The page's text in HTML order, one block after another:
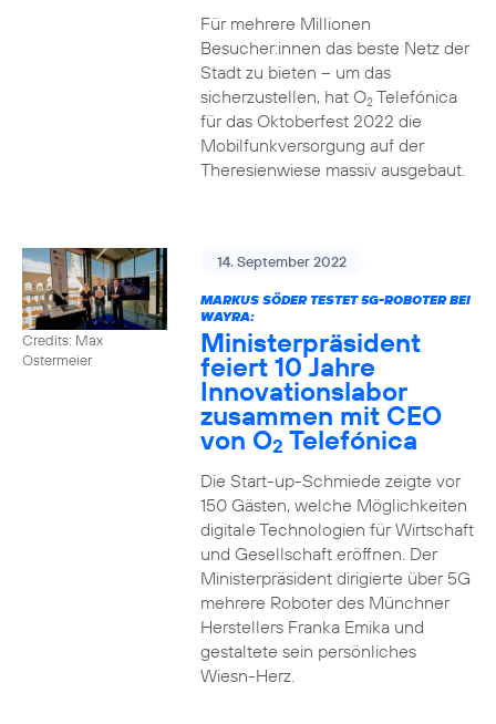
Für mehrere Millionen
Besucher:innen das beste Netz der
Stadt zu bieten – um das
sicherzustellen, hat O2Telefónica
für das Oktoberfest 2022 die
Mobilfunkversorgung auf der
Theresienwiese massiv ausgebaut.
Credits: Max
Ostermeier
14. September 2022
MARKUS SÖDER TESTET 5G-ROBOTER BEI
WAYRA:
Ministerpräsident
feiert 10 Jahre
Innovationslabor
zusammen mit CEO
von O2 Telefónica
Die Start-up-Schmiede zeigte vor
150 Gästen, welche Möglichkeiten
digitale Technologien für Wirtschaft
und Gesellschaft eröffnen. Der
Ministerpräsident dirigierte über 5G
mehrere Roboter des Münchner
Herstellers Franka Emika und
gestaltete sein persönliches
Wiesn-Herz.